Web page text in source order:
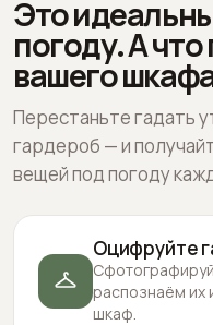
Это
погоду. А
вашего
Перестаньте гадать
гардероб — и
вещей под погоду
Оцифруйте
распознаём их
шкаф.